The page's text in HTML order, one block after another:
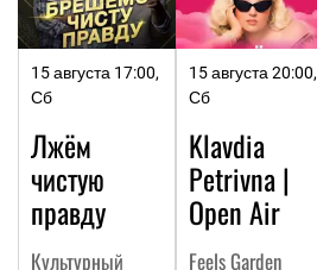
15 августа 17:00,
Сб
Лжём
чистую
правду
Культурный
15 августа 20:00,
Сб
Klavdia
Petrivna |
Open Air
Feels Garden